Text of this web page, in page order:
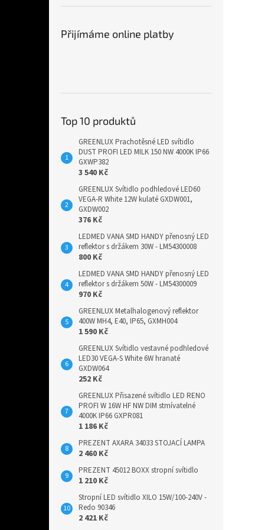
Přijímáme online platby
Top 10 produktů
GREENLUX Prachotěsné LED svítidlo
DUST PROFI LED MILK 150 NW 4000K IP66
GXWP382
3 540 Kč
GREENLUX Svítidlo podhledové LED60
VEGA-R White 12W kulaté GXDW001,
GXDW002
376 Kč
LEDMED VANA SMD HANDY přenosný LED
reflektor s držákem 30W - LM54300008
800 Kč
LEDMED VANA SMD HANDY přenosný LED
reflektor s držákem 50W - LM54300009
970 Kč
GREENLUX Metalhalogenový reflektor
400W MH4, E40, IP65, GXMH004
1 590 Kč
GREENLUX Svítidlo vestavné podhledové
LED30 VEGA-S White 6W hranaté
GXDW064
252 Kč
GREENLUX Přisazené svítidlo LED RENO
PROFI W 16W HF NW DIM stmívatelné
4000K IP66 GXPR081
1 186 Kč
PREZENT AXARA 34033 STOJACÍ LAMPA
2 460 Kč
PREZENT 45012 BOXX stropní svítidlo
1 210 Kč
Stropní LED svítidlo XILO 15W/100-240V -
Redo 90346
2 421 Kč